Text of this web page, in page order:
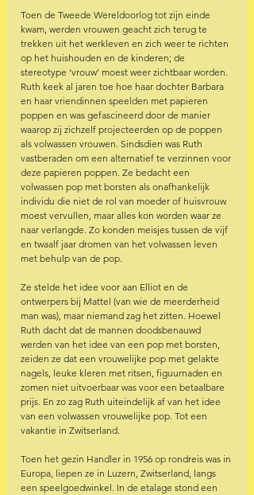
Toen de Tweede Wereldoorlog tot zijn einde
kwam, werden vrouwen geacht zich terug te
trekken uit het werkleven en zich weer te richten
op het huishouden en de kinderen; de
stereotype ‘vrouw’ moest weer zichtbaar worden.
Ruth keek al jaren toe hoe haar dochter Barbara
en haar vriendinnen speelden met papieren
poppen en was gefascineerd door de manier
waarop zij zichzelf projecteerden op de poppen
als volwassen vrouwen. Sindsdien was Ruth
vastberaden om een alternatief te verzinnen voor
deze papieren poppen. Ze bedacht een
volwassen pop met borsten als onafhankelijk
individu die niet de rol van moeder of huisvrouw
moest vervullen, maar alles kon worden waar ze
naar verlangde. Zo konden meisjes tussen de vijf
en twaalf jaar dromen van het volwassen leven
met behulp van de pop.
Ze stelde het idee voor aan Elliot en de
ontwerpers bij Mattel (van wie de meerderheid
man was), maar niemand zag het zitten. Hoewel
Ruth dacht dat de mannen doodsbenauwd
werden van het idee van een pop met borsten,
zeiden ze dat een vrouwelijke pop met gelakte
nagels, leuke kleren met ritsen, figuurnaden en
zomen niet uitvoerbaar was voor een betaalbare
prijs. En zo zag Ruth uiteindelijk af van het idee
van een volwassen vrouwelijke pop. Tot een
vakantie in Zwitserland.
Toen het gezin Handler in 1956 op rondreis was in
Europa, liepen ze in Luzern, Zwitserland, langs
een speelgoedwinkel. In de etalage stond een